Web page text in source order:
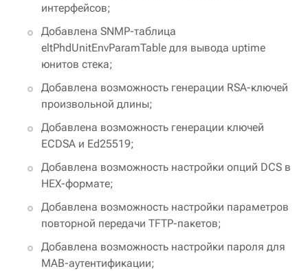
интерфейсов;
Добавлена SNMP-таблица
eltPhdUnitEnvParamTable для вывода uptime
юнитов стека;
Добавлена возможность генерации RSA-ключей
произвольной длины;
Добавлена возможность генерации ключей
ECDSA и Ed25519;
Добавлена возможность настройки опций DCS в
HEX-формате;
Добавлена возможность настройки параметров
повторной передачи TFTP-пакетов;
Добавлена возможность настройки пароля для
MAB-аутентификации;